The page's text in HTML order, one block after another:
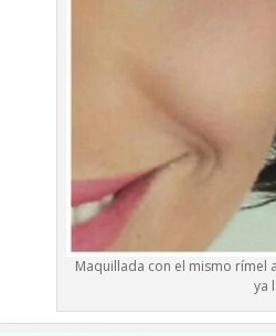
Maquillada con el mismo rímel
ya